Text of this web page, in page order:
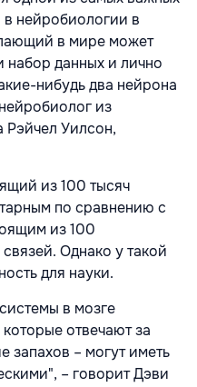
нейробиологии в
в мире может
набор данных и лично
нибудь два нейрона
из
Рэйчел Уилсон,
из 100 тысяч
по сравнению с
из 100
Однако у такой
для науки.
в мозге
отвечают за
запахов – могут иметь
– говорит Дэви